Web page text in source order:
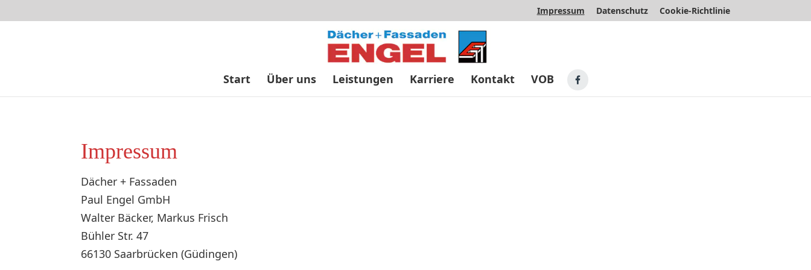
Impressum Datenschutz Cookie-Richtlinie
Start Über uns Leistungen Karriere Kontakt VOB
Impressum
Dächer + Fassaden
Paul Engel GmbH
Walter Bäcker, Markus Frisch
Bühler Str. 47
66130 Saarbrücken (Güdingen)